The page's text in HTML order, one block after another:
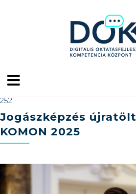
252
Jogászképzés
KOMON 2025